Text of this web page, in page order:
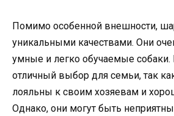
Помимо особенной внешности,
уникальными качествами. Они
умные и легко обучаемые собаки.
отличный выбор для семьи, так
лояльны к своим хозяевам и
Однако, они могут быть